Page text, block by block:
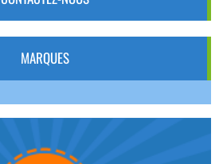
MARQUES